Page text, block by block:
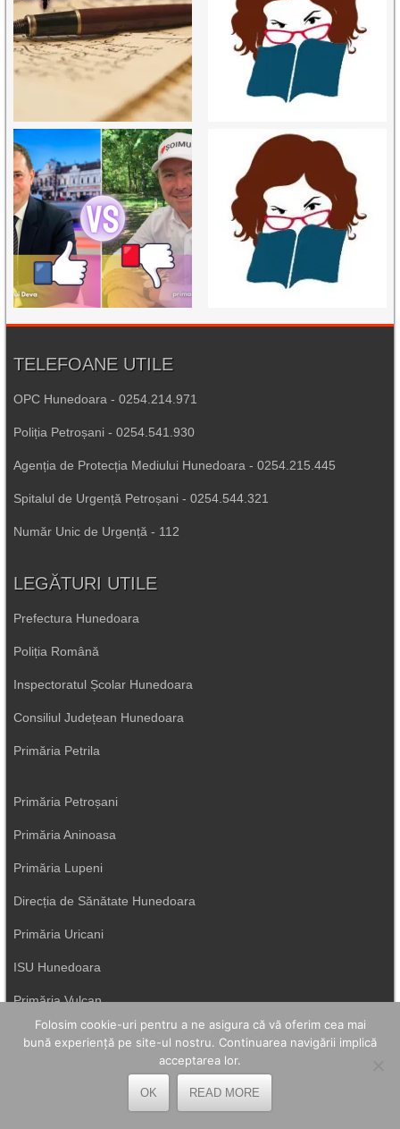
TELEFOANE UTILE
OPC Hunedoara - 0254.214.971
Poliția Petroșani - 0254.541.930
Agenția de Protecția Mediului Hunedoara - 0254.215.445
Spitalul de Urgență Petroșani - 0254.544.321
Număr Unic de Urgență - 112
LEGĂTURI UTILE
Prefectura Hunedoara
Poliția Română
Inspectoratul Școlar Hunedoara
Consiliul Județean Hunedoara
Primăria Petrila
Primăria Petroșani
Primăria Aninoasa
Primăria Lupeni
Direcția de Sănătate Hunedoara
Primăria Uricani
ISU Hunedoara
Primăria Vulcan
Folosim cookie-uri pentru a ne asigura că vă oferim cea mai
bună experiență pe site-ul nostru. Continuarea navigării implică
acceptarea lor.
OK READ MORE